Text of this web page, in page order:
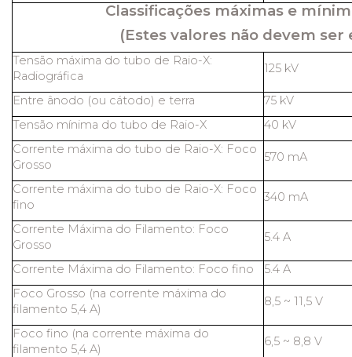
Classificações máximas e
(Estes valores não devem ser
Tensão máxima do tubo de Raio-X:
Radiográfica
125 kV
Entre ânodo (ou cátodo) e terra
75 kV
Tensão mínima do tubo de Raio-X
40 kV
Corrente máxima do tubo de Raio-X: Foco
Grosso
570 mA
Corrente máxima do tubo de Raio-X: Foco
fino
340 mA
Corrente Máxima do Filamento: Foco
Grosso
5.4 A
Corrente Máxima do Filamento: Foco fino
5.4 A
Foco Grosso (na corrente máxima do
filamento 5,4 A)
8,5 ~ 11,5 V
Foco fino (na corrente máxima do
filamento 5,4 A)
6,5 ~ 8,8 V